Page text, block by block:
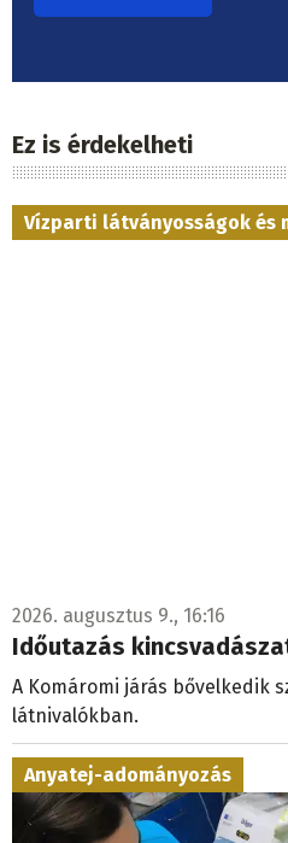
Ez is érdekelheti
Vízparti látványosságok és
2026. augusztus 9., 16:16
Időutazás
A Komáromi járás bővelkedik
látnivalókban.
Anyatej-adományozás